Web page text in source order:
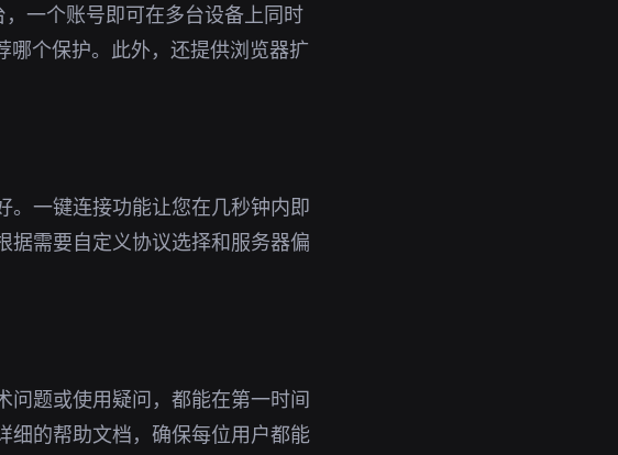
一个账号即可在多台设备上同时
个保护。此外，还提供浏览器扩
。一键连接功能让您在几秒钟内即
据需要自定义协议选择和服务器偏
问题或使用疑问，都能在第一时间
细的帮助文档，确保每位用户都能